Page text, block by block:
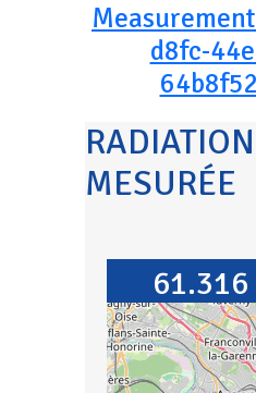
d8fc-
RADIATION
MESURÉE